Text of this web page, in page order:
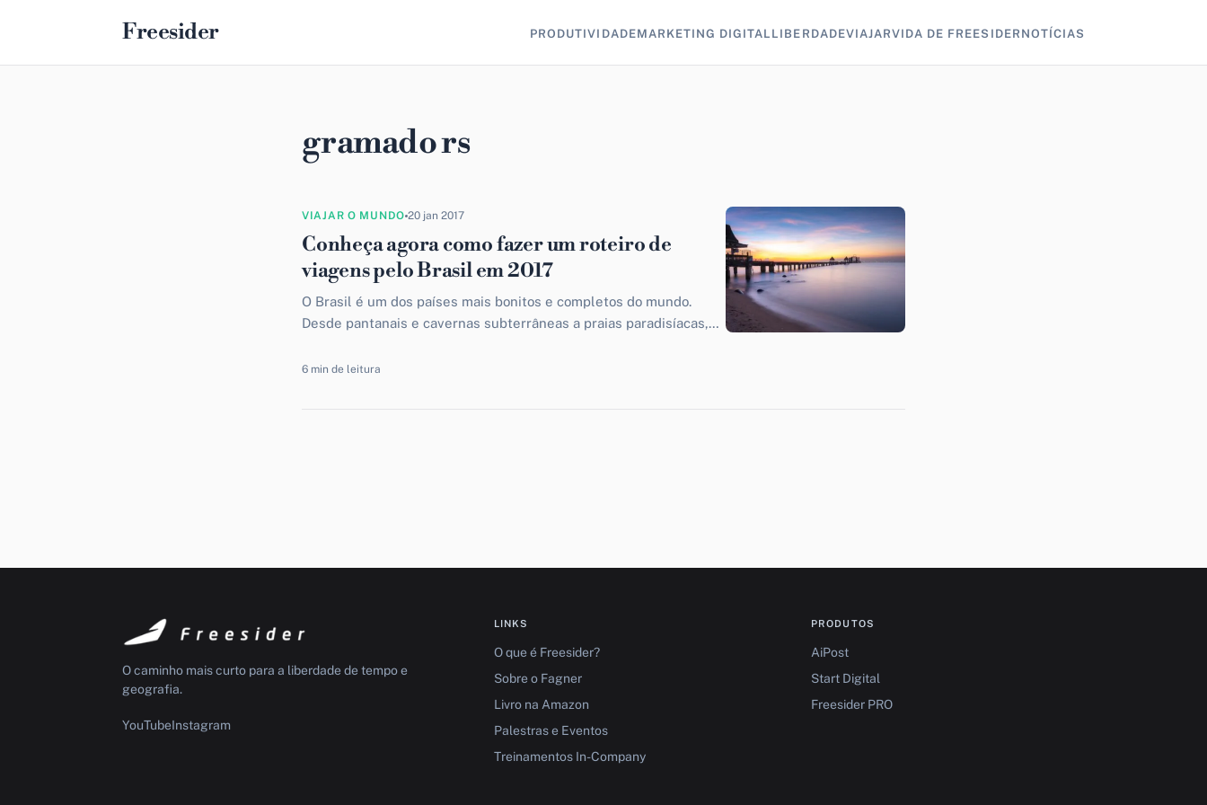
Freesider PRODUTIVIDADEMARKETING DIGITAL LIBERDADEVIAJARVIDA DE FREESIDER NOTÍCIAS
gramado rs
VIAJAR O MUNDO 20 jan 2017
Conheça agora como fazer um roteiro de
viagens pelo Brasil em 2017
O Brasil é um dos países mais bonitos e completos do mundo.
Desde pantanais e cavernas subterrâneas a praias paradisíacas,
6 min de leitura
O caminho mais curto para a liberdade de tempo e
geografia.
YouTubeInstagram
LINKS
O que é Freesider?
Sobre o Fagner
Livro na Amazon
Palestras e Eventos
Treinamentos In-Company
PRODUTOS
AiPost
Start Digital
Freesider PRO